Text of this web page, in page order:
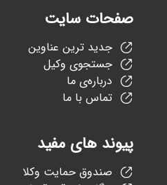
صفحات سایت
جدید ترین عناوین
جستجوی وکیل
درباره‌ی ما
تماس با ما
پیوند های مفید
صندوق حمایت وکلا